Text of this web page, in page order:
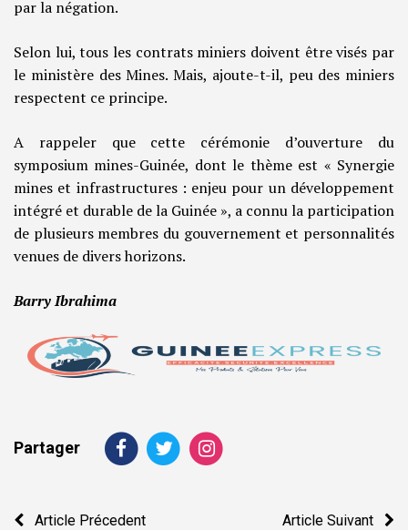
par la négation.
Selon lui, tous les contrats miniers doivent être visés par
le ministère des Mines. Mais, ajoute-t-il, peu des miniers
respectent ce principe.
A rappeler que cette cérémonie d’ouverture du
symposium mines-Guinée, dont le thème est « Synergie
mines et infrastructures : enjeu pour un développement
intégré et durable de la Guinée », a connu la participation
de plusieurs membres du gouvernement et personnalités
venues de divers horizons.
Barry Ibrahima
Partager
Navigation
Article Précedent Article Suivant